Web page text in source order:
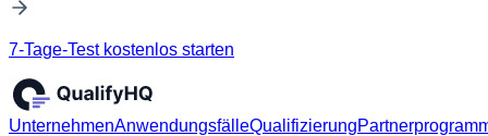
7-Tage-Test kostenlos starten
UnternehmenAnwendungsfälleQualifizierung